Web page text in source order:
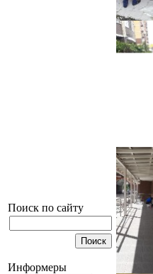
Поиск по сайту
Информеры